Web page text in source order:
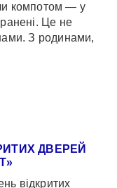
компотом — у
Це не
З родинами,
ДВЕРЕЙ
відкритих